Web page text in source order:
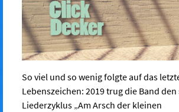
So viel und so wenig folgte auf das
Lebenszeichen: 2019 trug die Band
Liederzyklus „Am Arsch der kleinen